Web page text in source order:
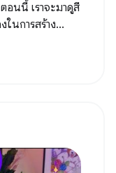
อนนี้ เราจะมาดูสี
นการสร้าง...